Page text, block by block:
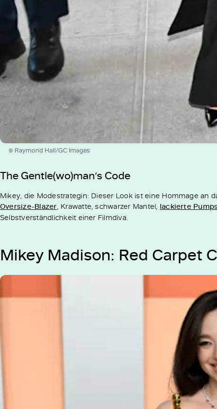
© Raymond Hall/GC Images
The Gentle(wo)man’s Code
Mikey, die Modestrategin: Dieser Look ist eine Hommage an
Oversize-Blazer, Krawatte, schwarzer Mantel, lackierte
Selbstverständlichkeit einer Filmdiva.
Mikey Madison: Red Carpet